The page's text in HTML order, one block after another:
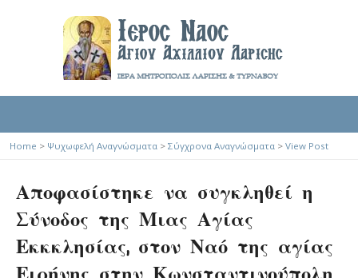
Home > Ψυχωφελή Αναγνώσματα > Σύγχρονα Αναγνώσματα > View Post
Αποφασίστηκε να συγκληθεί η
Σύνοδος της Μιας Αγίας
Εκκκλησίας, στον Ναό της αγίας